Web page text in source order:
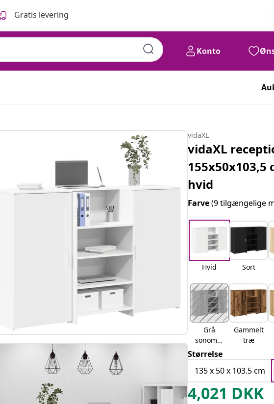
Gratis levering
Konto
vidaXL
vidaXL
hvid
Farve(9 tilgængelige
Hvid Sort
Grå
sonoma-
eg
Gammelt
træ
Størrelse
135 x 50 x 103.5 cm
4,021 DKK